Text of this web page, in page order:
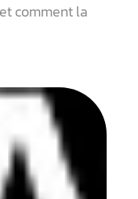
comment la